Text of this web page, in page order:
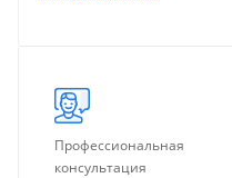
Профессиональная
консультация